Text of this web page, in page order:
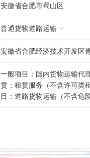
安徽省合肥市蜀山区
普通货物道路运输
安徽省合肥经济技术开发区
一般项目：国内货物运输代
赁；租赁服务（不含许可类
目：道路货物运输（不含危